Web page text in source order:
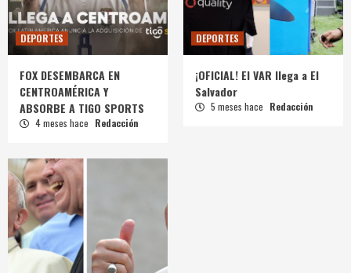
DEPORTES
FOX DESEMBARCA EN
CENTROAMÉRICA Y
ABSORBE A TIGO SPORTS
4 meses hace Redacción
DEPORTES
¡OFICIAL! El VAR llega a El
Salvador
5 meses hace Redacción